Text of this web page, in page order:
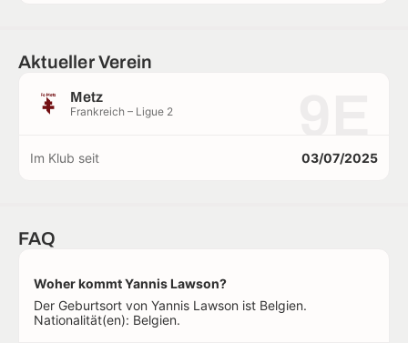
Aktueller Verein
Metz
Frankreich – Ligue 2
Im Klub seit 03/07/2025
FAQ
Woher kommt Yannis Lawson?
Der Geburtsort von Yannis Lawson ist Belgien.
Nationalität(en): Belgien.